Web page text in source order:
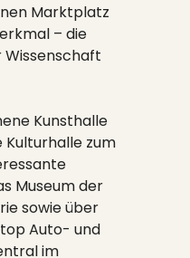
Marktplatz
– die
Kunsthalle
Kulturhalle zum
Museum der
sowie über
Auto- und
im